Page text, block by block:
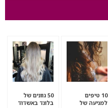
10 טיפים
למניעה של
50 גוונים של
בלונד באשדוד